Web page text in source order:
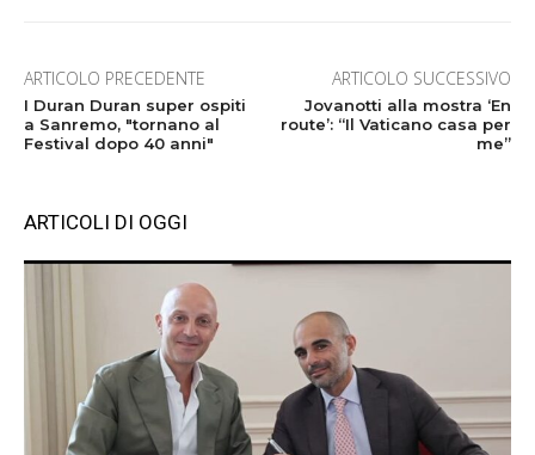
ARTICOLO PRECEDENTE
I Duran Duran super ospiti
a Sanremo, "tornano al
Festival dopo 40 anni"
ARTICOLO SUCCESSIVO
Jovanotti alla mostra ‘En
route’: “Il Vaticano casa per
me”
ARTICOLI DI OGGI